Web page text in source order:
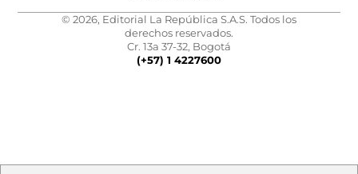
© 2026, Editorial La República S.A.S. Todos los
derechos reservados.
Cr. 13a 37-32, Bogotá
(+57) 1 4227600